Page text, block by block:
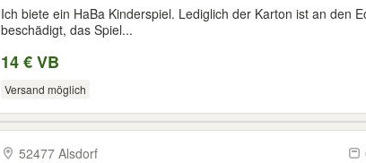
Ich biete ein HaBa Kinderspiel. Lediglich der Karton ist an den
beschädigt, das Spiel...
14 € VB
Versand möglich
52477 Alsdorf